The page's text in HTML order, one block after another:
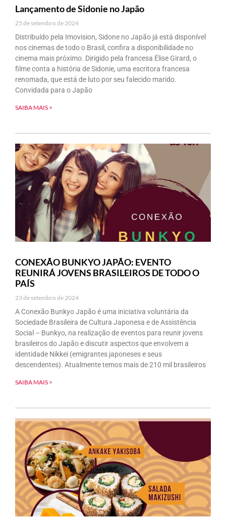
Lançamento de Sidonie no Japão
25 de setembro de 2024
Distribuído pela Imovision, Sidone no Japão já está disponível
nos cinemas de todo o Brasil, confira a disponibilidade no
cinema mais próximo. Dirigido pela francesa Élise Girard, o
filme conta a história de Sidonie, uma escritora francesa
renomada, que está de luto por seu falecido marido.
Convidada para o Japão
SAIBA MAIS >
CONEXÃO BUNKYO JAPÃO: EVENTO
REUNIRÁ JOVENS BRASILEIROS DE TODO O
PAÍS
23 de setembro de 2024
A Conexão Bunkyo Japão é uma iniciativa voluntária da
Sociedade Brasileira de Cultura Japonesa e de Assistência
Social – Bunkyo, na realização de eventos para reunir jovens
brasileiros do Japão e discutir aspectos que envolvem a
identidade Nikkei (emigrantes japoneses e seus
descendentes). Atualmente temos mais de 210 mil brasileiros
SAIBA MAIS >